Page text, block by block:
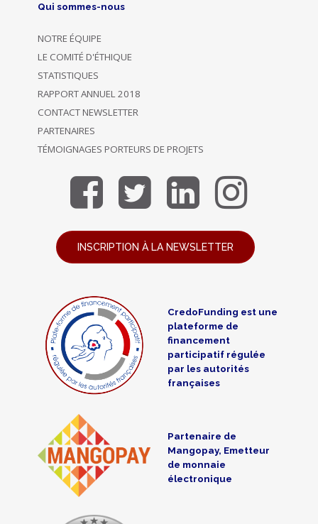
Qui sommes-nous
NOTRE ÉQUIPE
LE COMITÉ D'ÉTHIQUE
STATISTIQUES
RAPPORT ANNUEL 2018
CONTACT NEWSLETTER
PARTENAIRES
TÉMOIGNAGES PORTEURS DE PROJETS
INSCRIPTION À LA NEWSLETTER
CredoFunding est une
plateforme de
financement
participatif régulée
par les autorités
françaises
Partenaire de
Mangopay, Emetteur
de monnaie
électronique